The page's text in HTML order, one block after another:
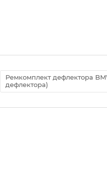
Ремкомплект дефлектора
дефлектора)